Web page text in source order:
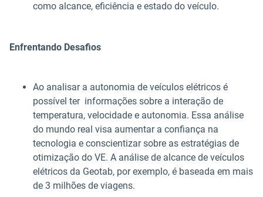
como alcance, eficiência e estado do veículo.
Enfrentando Desafios
Ao analisar a autonomia de veículos elétricos é
possível ter informações sobre a interação de
temperatura, velocidade e autonomia. Essa análise
do mundo real visa aumentar a confiança na
tecnologia e conscientizar sobre as estratégias de
otimização do VE. A análise de alcance de veículos
elétricos da Geotab, por exemplo, é baseada em mais
de 3 milhões de viagens.